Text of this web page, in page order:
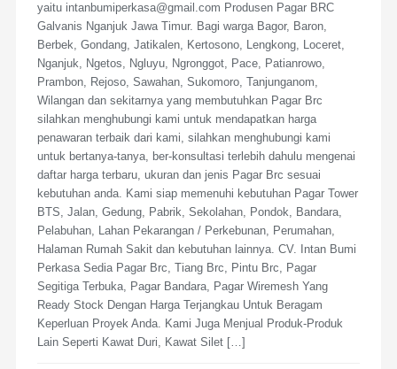
yaitu intanbumiperkasa@gmail.com Produsen Pagar BRC
Galvanis Nganjuk Jawa Timur. Bagi warga Bagor, Baron,
Berbek, Gondang, Jatikalen, Kertosono, Lengkong, Loceret,
Nganjuk, Ngetos, Ngluyu, Ngronggot, Pace, Patianrowo,
Prambon, Rejoso, Sawahan, Sukomoro, Tanjunganom,
Wilangan dan sekitarnya yang membutuhkan Pagar Brc
silahkan menghubungi kami untuk mendapatkan harga
penawaran terbaik dari kami, silahkan menghubungi kami
untuk bertanya-tanya, ber-konsultasi terlebih dahulu mengenai
daftar harga terbaru, ukuran dan jenis Pagar Brc sesuai
kebutuhan anda. Kami siap memenuhi kebutuhan Pagar Tower
BTS, Jalan, Gedung, Pabrik, Sekolahan, Pondok, Bandara,
Pelabuhan, Lahan Pekarangan / Perkebunan, Perumahan,
Halaman Rumah Sakit dan kebutuhan lainnya. CV. Intan Bumi
Perkasa Sedia Pagar Brc, Tiang Brc, Pintu Brc, Pagar
Segitiga Terbuka, Pagar Bandara, Pagar Wiremesh Yang
Ready Stock Dengan Harga Terjangkau Untuk Beragam
Keperluan Proyek Anda. Kami Juga Menjual Produk-Produk
Lain Seperti Kawat Duri, Kawat Silet […]